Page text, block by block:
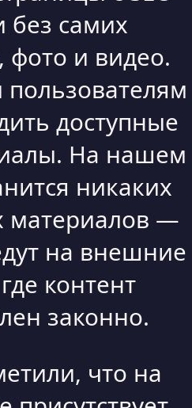
без самих
фото и видео.
доступные
На нашем
никаких
материалов —
на внешние
контент
законно.
что на